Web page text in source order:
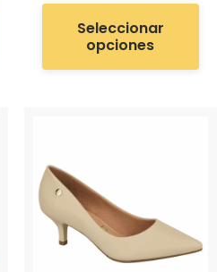
Seleccionar
opciones